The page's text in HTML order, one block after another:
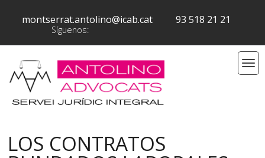
montserrat.antolino@icab.cat 93 518 21 21
Síguenos:
LOS CONTRATOS